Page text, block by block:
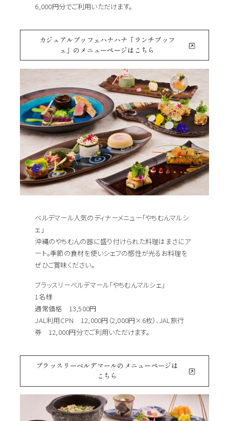
6,000円分でご利用いただけます。
カジュアルブッフェハナハナ「ランチブッフ
ェ」のメニューページはこちら
ベルデマール人気のディナーメニュー「やちむんマルシ
ェ」
沖縄のやちむんの器に盛り付けられた料理はまさにア
ート。季節の食材を使いシェフの感性が光るお料理を
ぜひご賞味ください。
ブラッスリーベルデマール「やちむんマルシェ」
1名様
通常価格 13,500円
JAL利用CPN 12,000円（2,000円×6枚）、JAL旅行
券 12,000円分でご利用いただけます。
ブラッスリーベルデマールのメニューページは
こちら